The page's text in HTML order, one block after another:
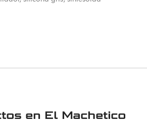
en El Machetico